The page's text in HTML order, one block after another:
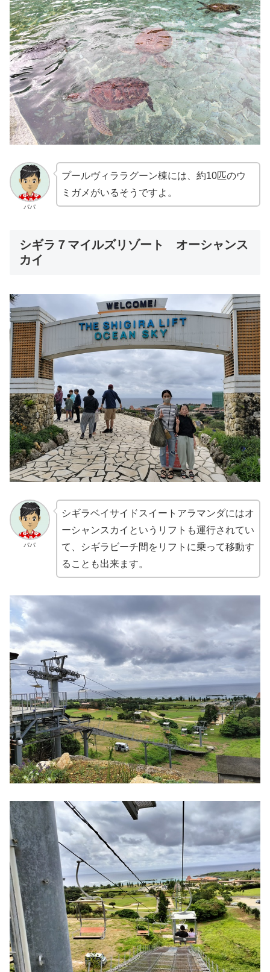
パパ
プールヴィララグーン棟には、約10匹のウ
ミガメがいるそうですよ。
シギラ７マイルズリゾート オーシャンス
カイ
パパ
シギラベイサイドスイートアラマンダにはオ
ーシャンスカイというリフトも運行されてい
て、シギラビーチ間をリフトに乗って移動す
ることも出来ます。